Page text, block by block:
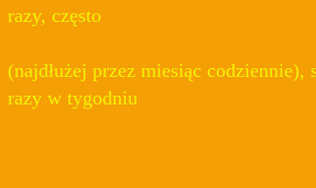
razy, często
(najdłużej przez miesiąc codziennie),
razy w tygodniu